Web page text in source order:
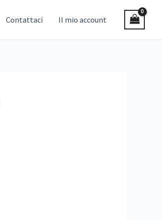
Contattaci Il mio account